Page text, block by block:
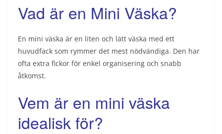
Vad är en Mini Väska?
En mini väska är en liten och lätt väska med ett
huvudfack som rymmer det mest nödvändiga. Den har
ofta extra fickor för enkel organisering och snabb
åtkomst.
Vem är en mini väska
idealisk för?